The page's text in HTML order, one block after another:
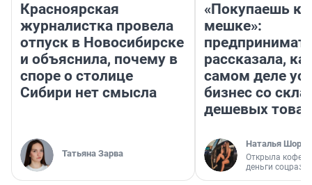
Красноярская
журналистка провела
отпуск в Новосибирске
и объяснила, почему в
споре о столице
Сибири нет смысла
Татьяна Зарва
«Покупаешь
мешке»:
рассказала,
самом деле
бизнес со
дешевых
Наталья
Открыла
деньги